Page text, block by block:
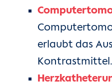
erlaubt das
Kontrastmittel.